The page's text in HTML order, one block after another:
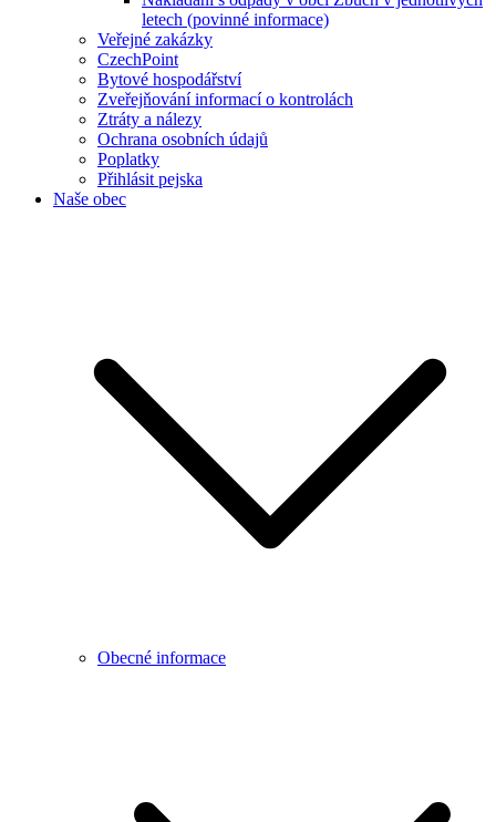
letech (povinné informace)
Veřejné zakázky
CzechPoint
Bytové hospodářství
Zveřejňování informací o kontrolách
Ztráty a nálezy
Ochrana osobních údajů
Poplatky
Přihlásit pejska
Naše obec
Obecné informace